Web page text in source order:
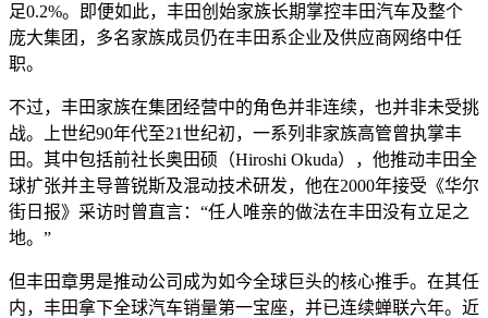
足0.2%。即便如此，丰田创始家族长期掌控丰田汽车及整个
庞大集团，多名家族成员仍在丰田系企业及供应商网络中任
职。
不过，丰田家族在集团经营中的角色并非连续，也并非未受挑
战。上世纪90年代至21世纪初，一系列非家族高管曾执掌丰
田。其中包括前社长奥田硕（Hiroshi Okuda），他推动丰田全
球扩张并主导普锐斯及混动技术研发，他在2000年接受《华尔
街日报》采访时曾直言：“任人唯亲的做法在丰田没有立足之
地。”
但丰田章男是推动公司成为如今全球巨头的核心推手。在其任
内，丰田拿下全球汽车销量第一宝座，并已连续蝉联六年。近